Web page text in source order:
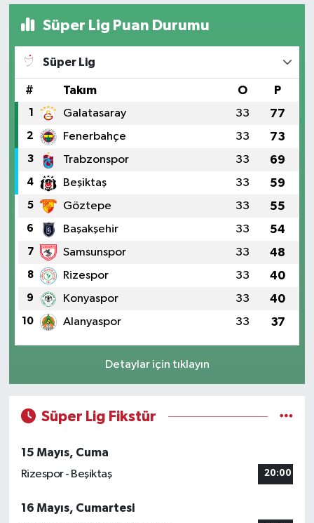
Süper Lig Puan Durumu
Süper Lig
# Takım O P
1 Galatasaray 33 77
2 Fenerbahçe 33 73
3 Trabzonspor 33 69
4 Beşiktaş 33 59
5 Göztepe 33 55
6 Başakşehir 33 54
7 Samsunspor 33 48
8 Rizespor 33 40
9 Konyaspor 33 40
10 Alanyaspor 33 37
Detaylar için tıklayın
Süper Lig Fikstür
15 Mayıs, Cuma
Rizespor - Beşiktaş
20:00
16 Mayıs, Cumartesi